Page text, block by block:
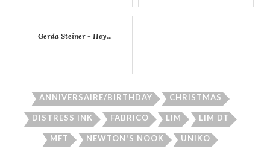
Gerda Steiner - Hey...
ANNIVERSAIRE/BIRTHDAY CHRISTMAS
DISTRESS INK FABRICO LIM LIM DT
MFT NEWTON'S NOOK UNIKO